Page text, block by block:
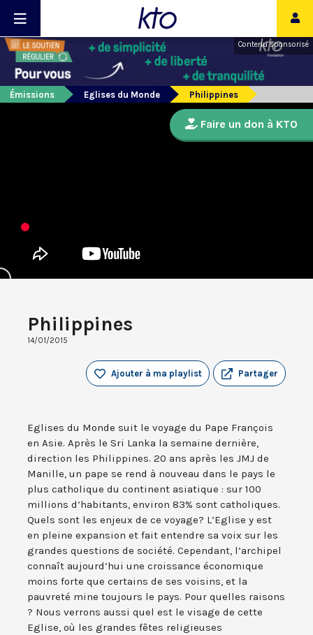
Contenu sponsorisé
Émissions Eglises du Monde Philippines
Philippines
14/01/2015
Partager
Ajouter à ma playlist
Eglises du Monde suit le voyage du Pape François
en Asie. Après le Sri Lanka la semaine dernière,
direction les Philippines. 20 ans après les JMJ de
Manille, un pape se rend à nouveau dans le pays le
plus catholique du continent asiatique : sur 100
millions d’habitants, environ 83% sont catholiques.
Quels sont les enjeux de ce voyage? L’Eglise y est
en pleine expansion et fait entendre sa voix sur les
grandes questions de société. Cependant, l’archipel
connaît aujourd’hui une croissance économique
moins forte que certains de ses voisins, et la
pauvreté mine toujours le pays. Pour quelles raisons
? Nous verrons aussi quel est le visage de cette
Eglise, où les grandes fêtes religieuses
Faire un don à KTO